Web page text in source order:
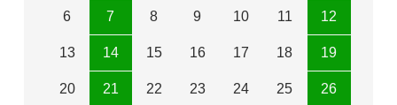
6 7 8 9 10 11 12
13 14 15 16 17 18 19
20 21 22 23 24 25 26